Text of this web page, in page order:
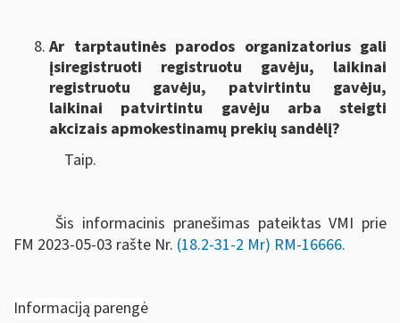
Ar tarptautinės parodos organizatorius gali
įsiregistruoti registruotu gavėju, laikinai
registruotu gavėju, patvirtintu gavėju,
laikinai patvirtintu gavėju arba steigti
akcizais apmokestinamų prekių sandėlį?
Taip.
Šis informacinis pranešimas pateiktas VMI prie
FM 2023-05-03 rašte Nr. (18.2-31-2 Mr) RM-16666.
Informaciją parengė